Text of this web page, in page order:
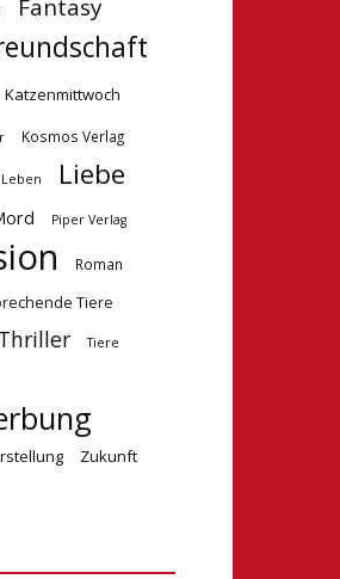
Fantasy
Katzenmittwoch
Kosmos Verlag
Leben Liebe
Piper Verlag
Roman
Tiere
Thriller Tiere
Zukunft